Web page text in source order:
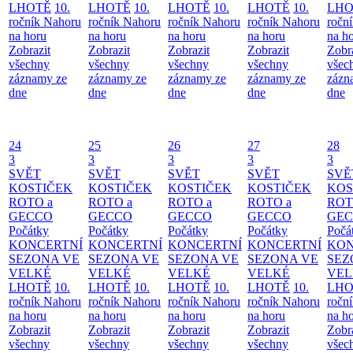
LHOTĚ 10.
ročník Nahoru
na horu
Zobrazit
všechny
záznamy ze
dne
LHOTĚ 10.
ročník Nahoru
na horu
Zobrazit
všechny
záznamy ze
dne
LHOTĚ 10.
ročník Nahoru
na horu
Zobrazit
všechny
záznamy ze
dne
LHOTĚ 10.
ročník Nahoru
na horu
Zobrazit
všechny
záznamy ze
dne
na
dne
24
3
SVĚT
KOSTIČEK
ROTO a
GECCO
Počátky
KONCERTNÍ
SEZONA VE
VELKÉ
LHOTĚ 10.
ročník Nahoru
na horu
Zobrazit
všechny
25
3
SVĚT
KOSTIČEK
ROTO a
GECCO
Počátky
KONCERTNÍ
SEZONA VE
VELKÉ
LHOTĚ 10.
ročník Nahoru
na horu
Zobrazit
všechny
26
3
SVĚT
KOSTIČEK
ROTO a
GECCO
Počátky
KONCERTNÍ
SEZONA VE
VELKÉ
LHOTĚ 10.
ročník Nahoru
na horu
Zobrazit
všechny
27
3
SVĚT
KOSTIČEK
ROTO a
GECCO
Počátky
KONCERTNÍ
SEZONA VE
VELKÉ
LHOTĚ 10.
ročník Nahoru
na horu
Zobrazit
všechny
28
3
na